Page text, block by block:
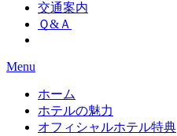
交通案内
Ｑ&Ａ
Menu
ホーム
ホテルの魅力
オフィシャルホテル特典